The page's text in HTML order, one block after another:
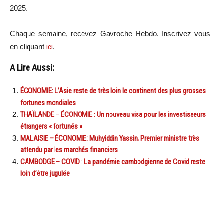
2025.
Chaque semaine, recevez Gavroche Hebdo. Inscrivez vous
en cliquant ici.
A Lire Aussi:
ÉCONOMIE: L’Asie reste de très loin le continent des plus grosses
fortunes mondiales
THAÏLANDE – ÉCONOMIE : Un nouveau visa pour les investisseurs
étrangers « fortunés »
MALAISIE – ÉCONOMIE: Muhyiddin Yassin, Premier ministre très
attendu par les marchés financiers
CAMBODGE – COVID : La pandémie cambodgienne de Covid reste
loin d’être jugulée